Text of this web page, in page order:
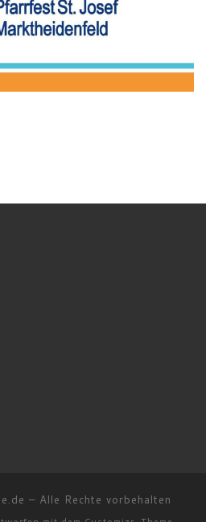
– Alle Rechte vorbehalten